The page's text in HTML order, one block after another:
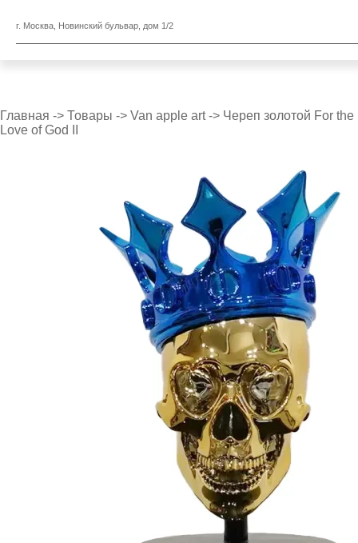
г. Москва, Новинский бульвар, дом 1/2
Главная -> Товары -> Van apple art-> Череп золотой For the
Love of God II